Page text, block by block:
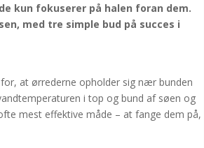
kun fokuserer på halen foran dem.
med tre simple bud på succes i
at ørrederne opholder sig nær bunden
i top og bund af søen og
mest effektive måde – at fange dem på,